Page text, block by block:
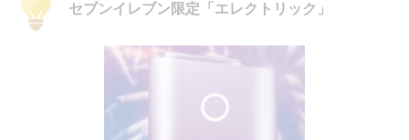
セブンイレブン限定「エレクトリック」